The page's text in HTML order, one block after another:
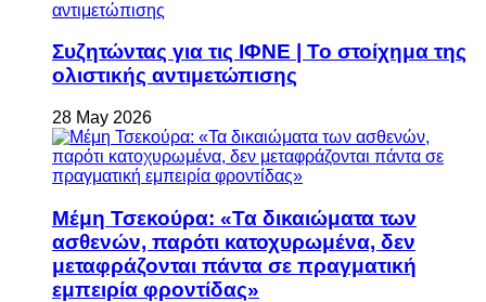
Συζητώντας για τις ΙΦΝΕ | Το στοίχημα της
ολιστικής αντιμετώπισης
28 May 2026
Μέμη Τσεκούρα: «Τα δικαιώματα των
ασθενών, παρότι κατοχυρωμένα, δεν
μεταφράζονται πάντα σε πραγματική
εμπειρία φροντίδας»